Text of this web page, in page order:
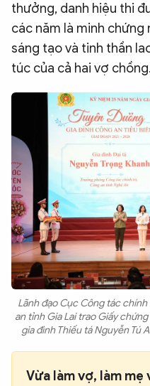
thưởng, danh hiệu thi
các năm là minh chứng
sáng tạo và tinh thần
túc của cả hai vợ chồng.
Lãnh đạo Cục Công tác
an tỉnh Gia Lai trao Giấy
gia đình Thiếu tá Nguyễn Tú
Vừa làm vợ, làm mẹ